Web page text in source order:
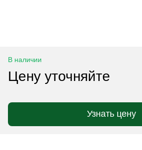
В наличии
Цену уточняйте
Узнать цену